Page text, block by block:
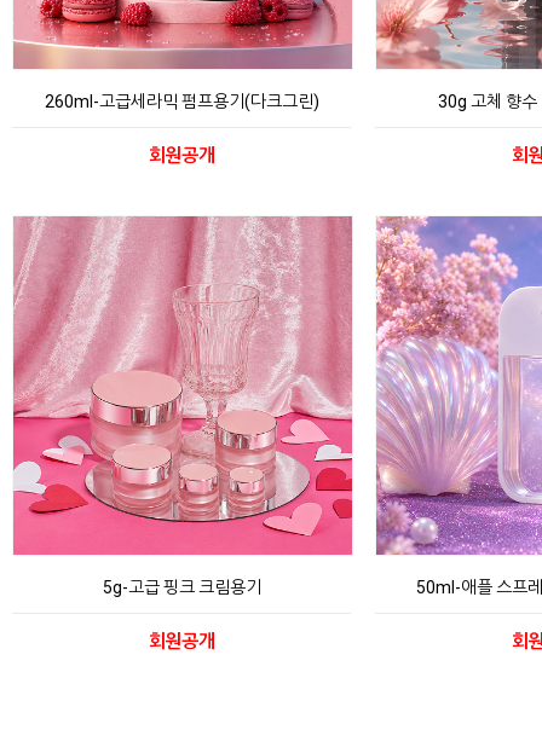
260ml-고급세라믹 펌프용기(다크그린)
회원공개
30g 고체 향수
회
5g-고급 핑크 크림용기
회원공개
50ml-애플 스프
회